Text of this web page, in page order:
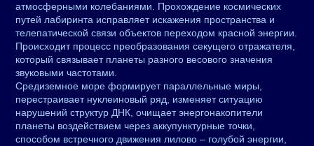
атмосферными колебаниями. Прохождение космических
путей лабиринта исправляет искажения пространства и
телепатической связи объектов переходом красной энергии.
Происходит процесс преобразования секущего отражателя,
который связывает планеты разного весового значения
звуковыми частотами.
Средиземное море формирует параллельные миры,
перестраивает нуклеиновый ряд, изменяет ситуацию
нарушений структур ДНК, очищает энергонакопители
планеты воздействием через аккупунктурные точки,
способом встречного движения лилово – голубой энергии,